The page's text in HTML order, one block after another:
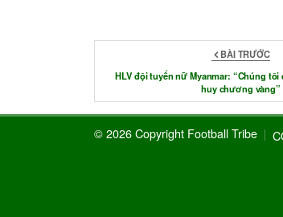
BÀI TRƯỚC
HLV đội tuyển nữ Myanmar: “Chúng
huy chương vàng”
© 2026 Copyright Football Tribe